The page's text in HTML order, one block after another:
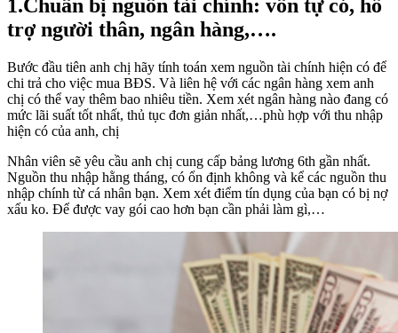
1.Chuẩn bị nguồn tài chính: vốn tự có, hỗ
trợ người thân, ngân hàng,….
Bước đầu tiên anh chị hãy tính toán xem nguồn tài chính hiện có để
chi trả cho việc mua BĐS. Và liên hệ với các ngân hàng xem anh
chị có thể vay thêm bao nhiêu tiền. Xem xét ngân hàng nào đang có
mức lãi suất tốt nhất, thủ tục đơn giản nhất,…phù hợp với thu nhập
hiện có của anh, chị
Nhân viên sẽ yêu cầu anh chị cung cấp bảng lương 6th gần nhất.
Nguồn thu nhập hằng tháng, có ổn định không và kể các nguồn thu
nhập chính từ cá nhân bạn. Xem xét điểm tín dụng của bạn có bị nợ
xấu ko. Để được vay gói cao hơn bạn cần phải làm gì,…